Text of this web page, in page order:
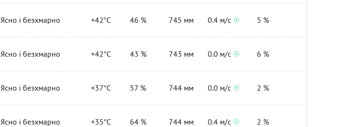
Ясно і безхмарно +42°C 46 % 745 мм 0.4 м/с 5 %
Ясно і безхмарно +42°C 43 % 743 мм 0.0 м/с 6 %
Ясно і безхмарно +37°C 57 % 744 мм 0.0 м/с 2 %
Ясно і безхмарно +35°C 64 % 744 мм 0.4 м/с 2 %